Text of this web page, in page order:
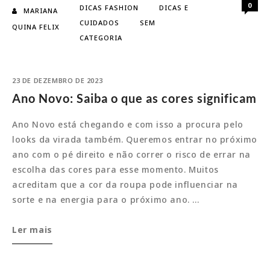
o
que
MARIANA
QUINA FELIX
DICAS FASHION
DICAS E
CUIDADOS
SEM
CATEGORIA
0
23 DE DEZEMBRO DE 2023
Ano Novo: Saiba o que as cores significam
Ano Novo está chegando e com isso a procura pelo
looks da virada também. Queremos entrar no próximo
ano com o pé direito e não correr o risco de errar na
escolha das cores para esse momento. Muitos
acreditam que a cor da roupa pode influenciar na
sorte e na energia para o próximo ano. …
Ano
Novo:
Ler mais